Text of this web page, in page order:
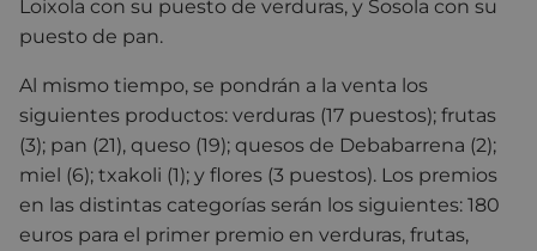
Loixola con su puesto de verduras, y Sosola con su
puesto de pan.
Al mismo tiempo, se pondrán a la venta los
siguientes productos: verduras (17 puestos); frutas
(3); pan (21), queso (19); quesos de Debabarrena (2);
miel (6); txakoli (1); y flores (3 puestos). Los premios
en las distintas categorías serán los siguientes: 180
euros para el primer premio en verduras, frutas,